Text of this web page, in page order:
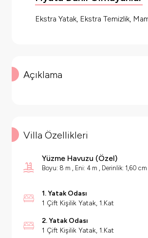
Ekstra Yatak, Ekstra Temizlik,
Açıklama
Villa Özellikleri
Yüzme Havuzu (Özel)
Boyu: 8 m , Eni: 4 m , Derinlik: 1,60 cm
1. Yatak Odası
1 Çift Kişilik Yatak, 1.Kat
2. Yatak Odası
1 Çift Kişilik Yatak, 1.Kat